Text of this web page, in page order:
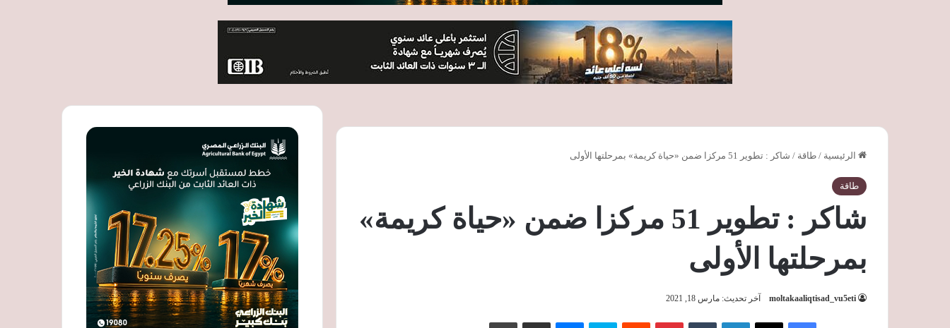
الرئيسية / طاقة / شاكر : تطوير 51 مركزا ضمن «حياة كريمة» بمرحلتها الأولى
طاقة
شاكر : تطوير 51 مركزا ضمن «حياة كريمة»
بمرحلتها الأولى
moltakaaliqtisad_vu5eti آخر تحديث: مارس 18, 2021
فيسبوك ‫X لينكدإن بينتيريست سكايب